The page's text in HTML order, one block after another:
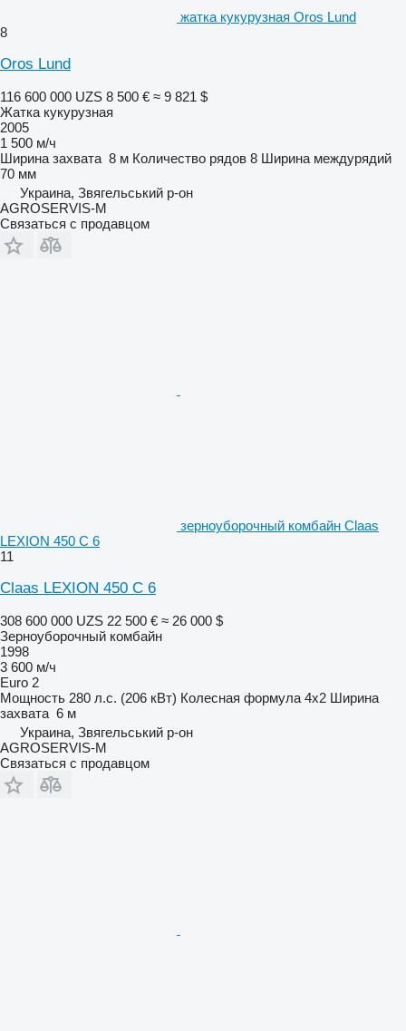
жатка кукурузная Oros Lund
8
Oros Lund
116 600 000 UZS 8 500 € ≈ 9 821 $
Жатка кукурузная
2005
1 500 м/ч
Ширина захвата 8 м Количество рядов 8 Ширина междурядий
70 мм
Украина, Звягельський р-он
AGROSERVIS-M
Связаться с продавцом
зерноуборочный комбайн Claas
LEXION 450 C 6
11
Claas LEXION 450 C 6
308 600 000 UZS 22 500 € ≈ 26 000 $
Зерноуборочный комбайн
1998
3 600 м/ч
Euro 2
Мощность 280 л.с. (206 кВт) Колесная формула 4x2 Ширина
захвата 6 м
Украина, Звягельський р-он
AGROSERVIS-M
Связаться с продавцом